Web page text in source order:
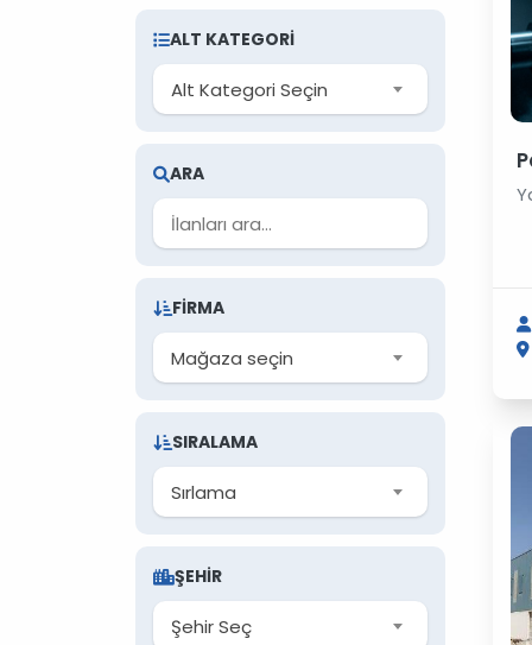
ALT KATEGORI
Alt Kategori Seçin
ARA
FIRMA
Mağaza seçin
SIRALAMA
Sırlama
ŞEHIR
Şehir Seç